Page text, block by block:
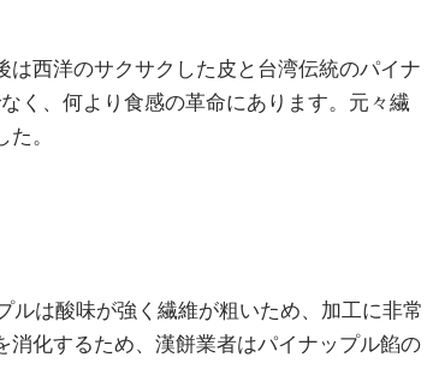
西洋のサクサクした皮と台湾伝統のパイナ
く、何より食感の革命にあります。元々繊
。
は酸味が強く繊維が粗いため、加工に非常
化するため、漢餅業者はパイナップル餡の